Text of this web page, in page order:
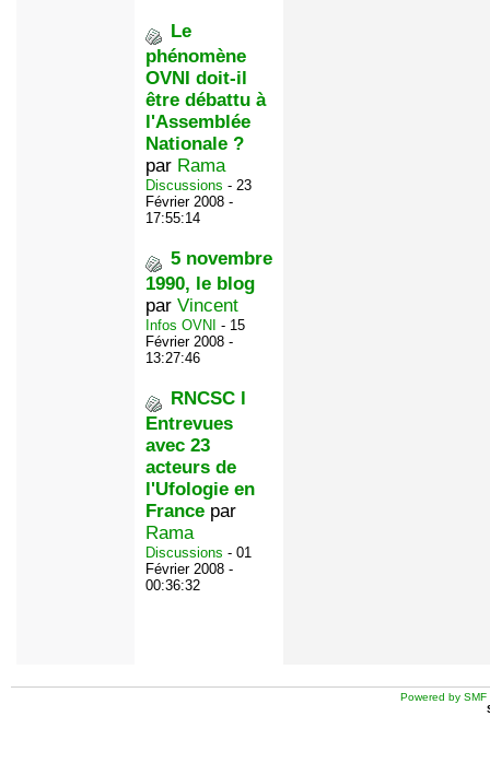
Le
phénomène
OVNI doit-il
être débattu à
l'Assemblée
Nationale ?
par Rama
Discussions - 23
Février 2008 -
17:55:14
5 novembre
1990, le blog
par Vincent
Infos OVNI - 15
Février 2008 -
13:27:46
RNCSC l
Entrevues
avec 23
acteurs de
l'Ufologie en
France par
Rama
Discussions - 01
Février 2008 -
00:36:32
Powered by SMF